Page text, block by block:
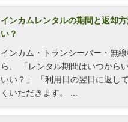
インカムレンタルの期間と返却
い？
インカム・トランシーバー・無
ら、 「レンタル期間はいつから
いい？」 「利用日の翌日に返し
くいただきます。 ...